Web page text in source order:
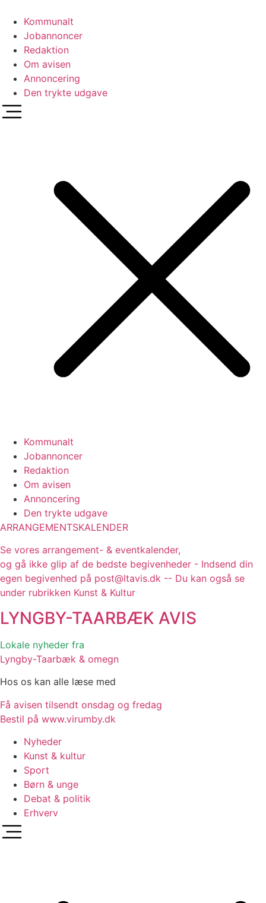
indhold
Kommunalt
Jobannoncer
Redaktion
Om avisen
Annoncering
Den trykte udgave
Kommunalt
Jobannoncer
Redaktion
Om avisen
Annoncering
Den trykte udgave
ARRANGEMENTSKALENDER
Se vores arrangement- & eventkalender,
og gå ikke glip af de bedste begivenheder - Indsend din
egen begivenhed på post@ltavis.dk -- Du kan også se
under rubrikken Kunst & Kultur
LYNGBY-TAARBÆK AVIS
Lokale nyheder fra
Lyngby-Taarbæk & omegn
Hos os kan alle læse med
Få avisen tilsendt onsdag og fredag
Bestil på www.virumby.dk
Nyheder
Kunst & kultur
Sport
Børn & unge
Debat & politik
Erhverv